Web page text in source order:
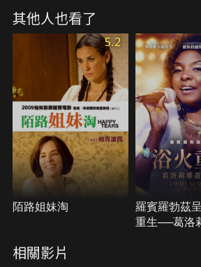
「筆友見面會」，竟意外地成為她最浪
旅。
其他人也看了
5.2
陌路姐妹淘
羅賓羅勃茲
重生──葛洛
相關影片